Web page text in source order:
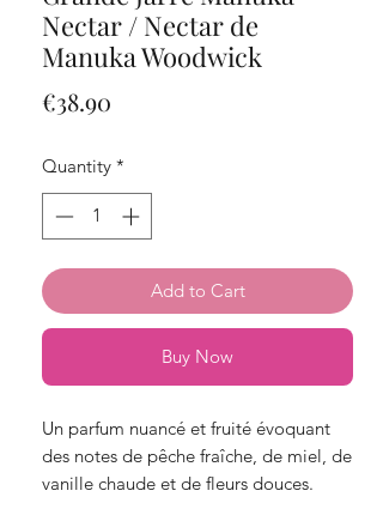
Nectar / Nectar de
Manuka Woodwick
€38.90
Quantity *
Add to Cart
Buy Now
Un parfum nuancé et fruité évoquant
des notes de pêche fraîche, de miel, de
vanille chaude et de fleurs douces.